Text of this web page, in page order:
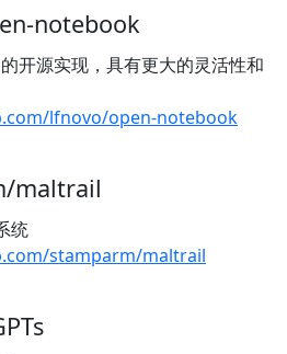
notebook
开源实现，具有更大的灵活性和
lfnovo/open-notebook
maltrail
统
stamparm/maltrail